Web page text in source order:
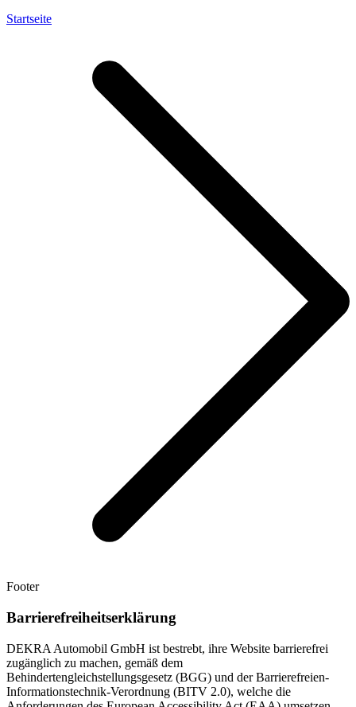
Startseite
Footer
Barrierefreiheitserklärung
DEKRA Automobil GmbH ist bestrebt, ihre Website barrierefrei
zugänglich zu machen, gemäß dem
Behindertengleichstellungsgesetz (BGG) und der Barrierefreien-
Informationstechnik-Verordnung (BITV 2.0), welche die